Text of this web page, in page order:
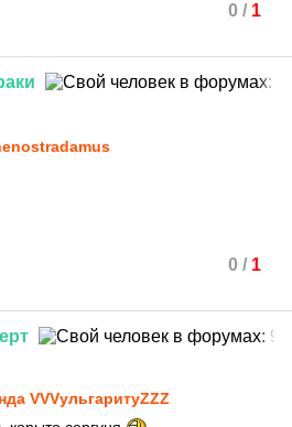
0 / 1
0 / 1
VVVульгаритуZZZ